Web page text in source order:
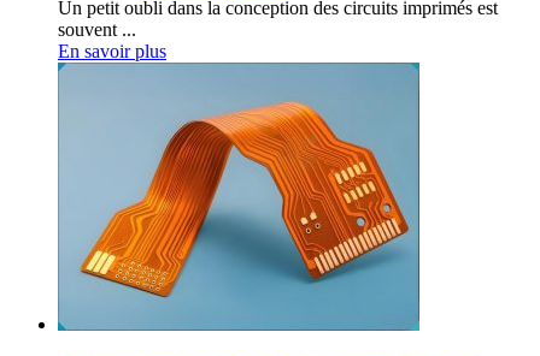
Un petit oubli dans la conception des circuits imprimés est
souvent ...
En savoir plus